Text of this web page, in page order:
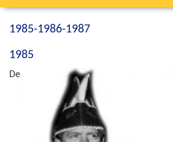
1985-1986-1987
1985
De